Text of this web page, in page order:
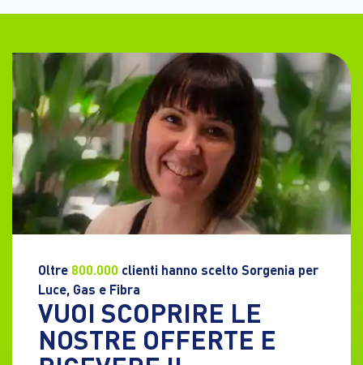
Oltre 800.000 clienti hanno scelto Sorgenia per
Luce, Gas e Fibra
VUOI SCOPRIRE LE
NOSTRE OFFERTE E